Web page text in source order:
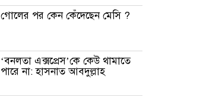
গোলের পর কেন কেঁদেছেন মেসি ?
‘বনলতা এক্সপ্রেস’কে কেউ থামাতে
পারে না: হাসনাত আবদুল্লাহ